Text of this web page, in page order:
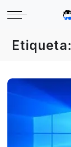
Etiqueta: